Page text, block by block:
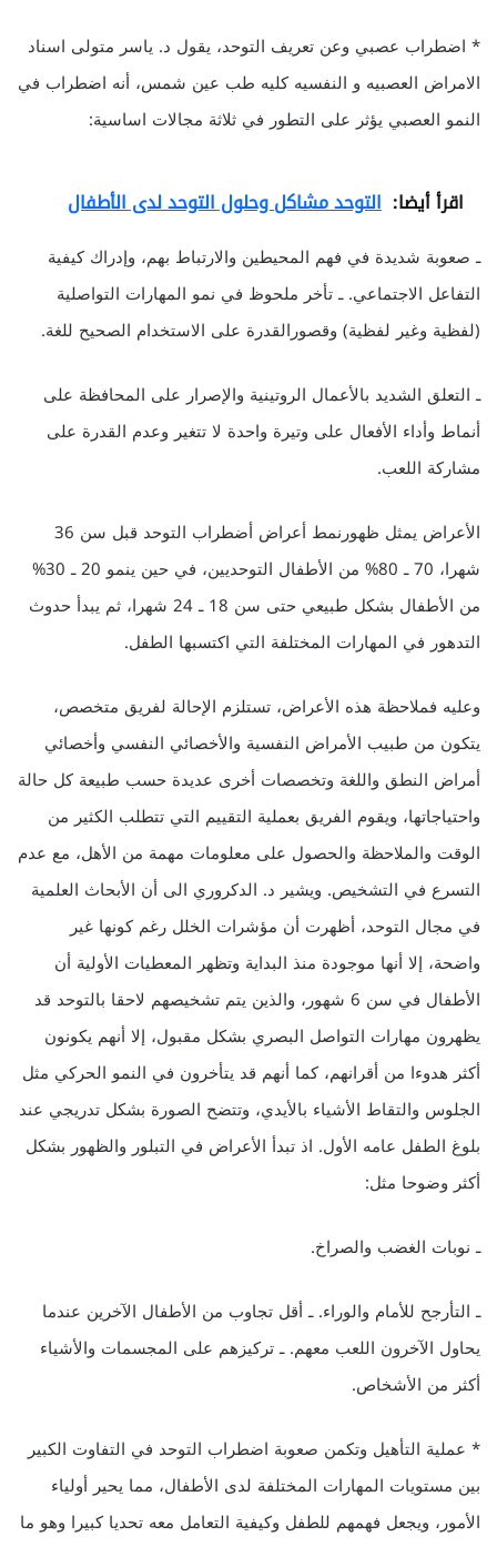
* اضطراب عصبي وعن تعريف التوحد، يقول د. ياسر متولى اسناد
الامراض العصبيه و النفسيه كليه طب عين شمس، أنه اضطراب في
النمو العصبي يؤثر على التطور في ثلاثة مجالات اساسية:
اقرأ أيضا: التوحد مشاكل وحلول التوحد لدى الأطفال
ـ صعوبة شديدة في فهم المحيطين والارتباط بهم، وإدراك كيفية
التفاعل الاجتماعي. ـ تأخر ملحوظ في نمو المهارات التواصلية
(لفظية وغير لفظية) وقصورالقدرة على الاستخدام الصحيح للغة.
ـ التعلق الشديد بالأعمال الروتينية والإصرار على المحافظة على
أنماط وأداء الأفعال على وتيرة واحدة لا تتغير وعدم القدرة على
مشاركة اللعب.
الأعراض يمثل ظهورنمط أعراض أضطراب التوحد قبل سن 36
شهرا، 70 ـ 80% من الأطفال التوحديين، في حين ينمو 20 ـ 30%
من الأطفال بشكل طبيعي حتى سن 18 ـ 24 شهرا، ثم يبدأ حدوث
التدهور في المهارات المختلفة التي اكتسبها الطفل.
وعليه فملاحظة هذه الأعراض، تستلزم الإحالة لفريق متخصص،
يتكون من طبيب الأمراض النفسية والأخصائي النفسي وأخصائي
أمراض النطق واللغة وتخصصات أخرى عديدة حسب طبيعة كل حالة
واحتياجاتها، ويقوم الفريق بعملية التقييم التي تتطلب الكثير من
الوقت والملاحظة والحصول على معلومات مهمة من الأهل، مع عدم
التسرع في التشخيص. ويشير د. الدكروري الى أن الأبحاث العلمية
في مجال التوحد، أظهرت أن مؤشرات الخلل رغم كونها غير
واضحة، إلا أنها موجودة منذ البداية وتظهر المعطيات الأولية أن
الأطفال في سن 6 شهور، والذين يتم تشخيصهم لاحقا بالتوحد قد
يظهرون مهارات التواصل البصري بشكل مقبول، إلا أنهم يكونون
أكثر هدوءا من أقرانهم، كما أنهم قد يتأخرون في النمو الحركي مثل
الجلوس والتقاط الأشياء بالأيدي، وتتضح الصورة بشكل تدريجي عند
بلوغ الطفل عامه الأول. اذ تبدأ الأعراض في التبلور والظهور بشكل
أكثر وضوحا مثل:
ـ نوبات الغضب والصراخ.
ـ التأرجح للأمام والوراء. ـ أقل تجاوب من الأطفال الآخرين عندما
يحاول الآخرون اللعب معهم. ـ تركيزهم على المجسمات والأشياء
أكثر من الأشخاص.
* عملية التأهيل وتكمن صعوبة اضطراب التوحد في التفاوت الكبير
بين مستويات المهارات المختلفة لدى الأطفال، مما يحير أولياء
الأمور، ويجعل فهمهم للطفل وكيفية التعامل معه تحديا كبيرا وهو ما